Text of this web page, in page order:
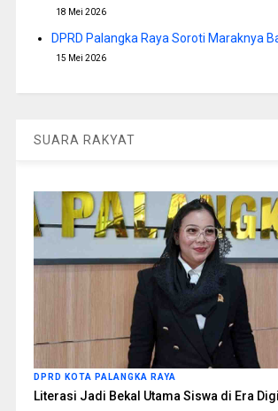
18 Mei 2026
DPRD Palangka Raya Soroti Maraknya
15 Mei 2026
SUARA RAKYAT
DPRD KOTA PALANGKA RAYA
Literasi Jadi Bekal Utama Siswa di Era